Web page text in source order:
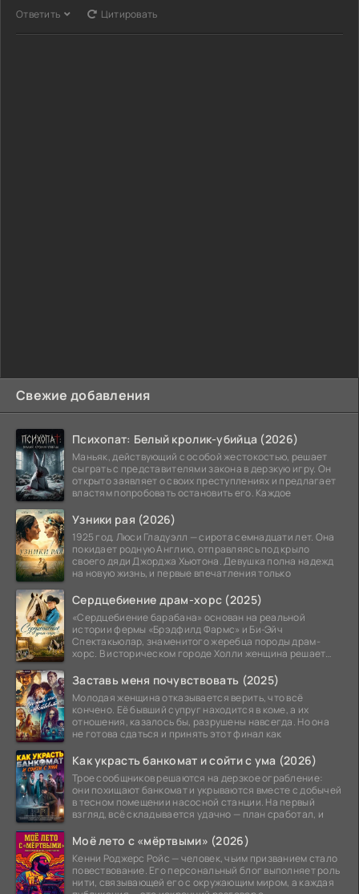
Свежие добавления
Психопат: Белый кролик-убийца (2026)
Маньяк, действующий с особой жестокостью, решает
сыграть с представителями закона в дерзкую игру. Он
открыто заявляет о своих преступлениях и предлагает
властям попробовать остановить его. Каждое
Узники рая (2026)
1925 год. Люси Гладуэлл — сирота семнадцати лет. Она
покидает родную Англию, отправляясь под крыло
своего дяди Джорджа Хьютона. Девушка полна надежд
на новую жизнь, и первые впечатления только
Сердцебиение драм-хорс (2025)
«Сердцебиение барабана» основан на реальной
истории фермы «Брэдфилд Фармс» и Би-Эйч
Спектакьюлар, знаменитого жеребца породы драм-
хорс. В историческом городе Холли женщина решает
Заставь меня почувствовать (2025)
Молодая женщина отказывается верить, что всё
кончено. Её бывший супруг находится в коме, а их
отношения, казалось бы, разрушены навсегда. Но она
не готова сдаться и принять этот финал как
Как украсть банкомат и сойти с ума (2026)
Трое сообщников решаются на дерзкое ограбление:
они похищают банкомат и укрываются вместе с добычей
в тесном помещении насосной станции. На первый
взгляд, всё складывается удачно — план сработал, и
Моё лето с «мёртвыми» (2026)
Кенни Роджерс Ройс — человек, чьим призванием стало
повествование. Его персональный блог выполняет роль
нити, связывающей его с окружающим миром, а каждая
Ответить Цитировать